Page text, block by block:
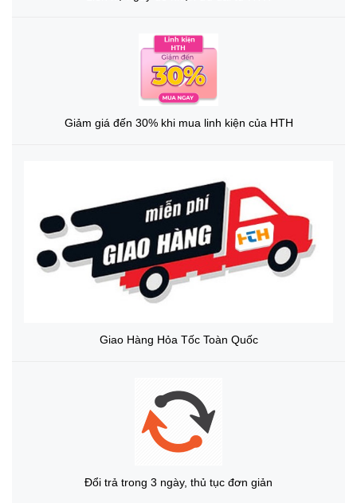
Giảm giá đến 30% khi mua linh kiện của HTH
Giao Hàng Hỏa Tốc Toàn Quốc
Đổi trả trong 3 ngày, thủ tục đơn giản